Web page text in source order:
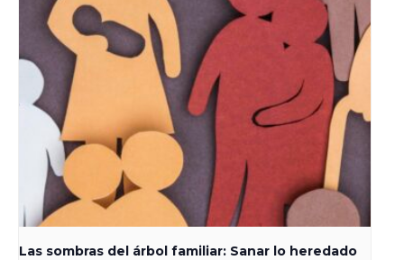
Las sombras del árbol familiar: Sanar lo heredado